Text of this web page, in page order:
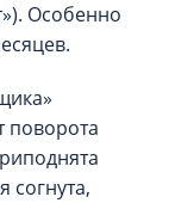
Особенно
поворота
согнута,